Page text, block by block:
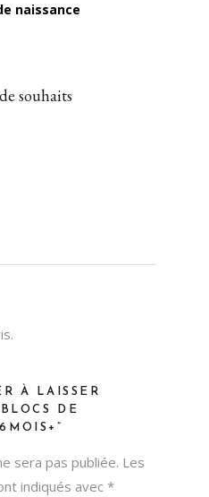
naissance
souhaits
À LAISSER
DE
sera pas publiée. Les
indiqués avec *